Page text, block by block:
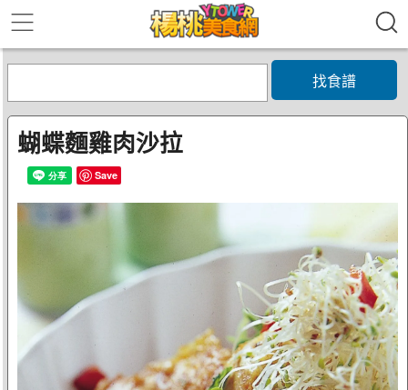
找食譜
蝴蝶麵雞肉沙拉
Save